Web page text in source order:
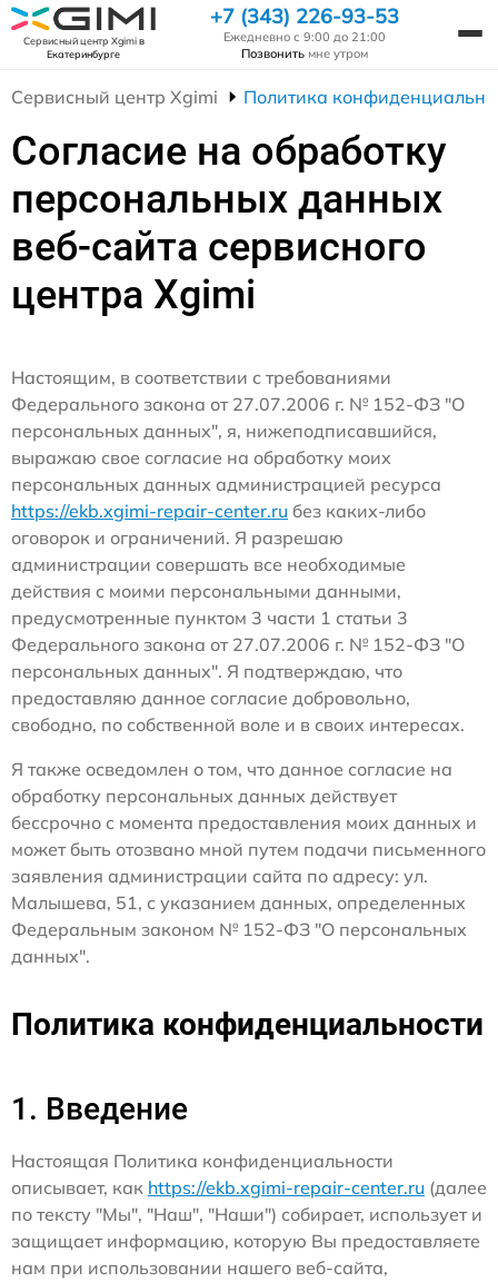
Сервисный центр Xgimiв
Екатеринбурге
+7 (343) 226-93-53
Ежедневно с 9:00 до 21:00
Позвонить мне утром
Сервисный центр Xgimi Политика
Согласие на обработку
персональных данных
веб-сайта сервисного
центра Xgimi
Настоящим, в соответствии с требованиями
Федерального закона от 27.07.2006 г. № 152-ФЗ "О
персональных данных", я, нижеподписавшийся,
выражаю свое согласие на обработку моих
персональных данных администрацией ресурса
https://ekb.xgimi-repair-center.ru без каких-либо
оговорок и ограничений. Я разрешаю
администрации совершать все необходимые
действия с моими персональными данными,
предусмотренные пунктом 3 части 1 статьи 3
Федерального закона от 27.07.2006 г. № 152-ФЗ "О
персональных данных". Я подтверждаю, что
предоставляю данное согласие добровольно,
свободно, по собственной воле и в своих интересах.
Я также осведомлен о том, что данное согласие на
обработку персональных данных действует
бессрочно с момента предоставления моих данных и
может быть отозвано мной путем подачи письменного
заявления администрации сайта по адресу: ул.
Малышева, 51, с указанием данных, определенных
Федеральным законом № 152-ФЗ "О персональных
данных".
Политика конфиденциальности
1. Введение
Настоящая Политика конфиденциальности
описывает, как https://ekb.xgimi-repair-center.ru (далее
по тексту "Мы", "Наш", "Наши") собирает, использует и
защищает информацию, которую Вы предоставляете
нам при использовании нашего веб-сайта,